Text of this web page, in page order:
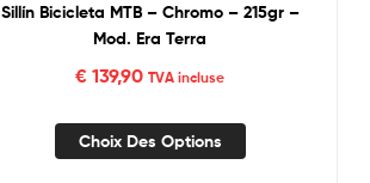
Sillín Bicicleta MTB – Chromo – 215gr –
Mod. Era Terra
€ 139,90 TVA incluse
Choix Des Options